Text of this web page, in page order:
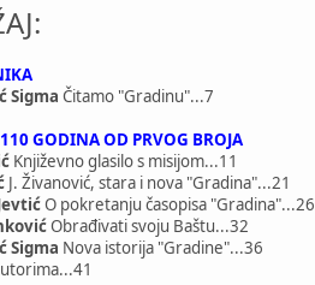
Sigma Čitamo "Gradinu"...7
GODINA OD PRVOG BROJA
Književno glasilo s misijom...11
J. Živanović, stara i nova "Gradina"...21
O pokretanju časopisa "Gradina"...26
Obrađivati svoju Baštu...32
Sigma Nova istorija "Gradine"...36